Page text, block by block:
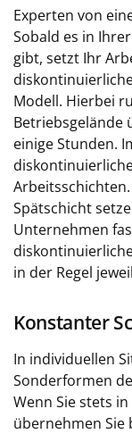
Experten von
Sobald es in
gibt, setzt Ihr
Modell. Hierbei
Betriebsgelände
einige Stunden.
Spätschicht
Unternehmen
in der Regel
Konstanter
In individuellen
Sonderformen
Wenn Sie stets
übernehmen Sie